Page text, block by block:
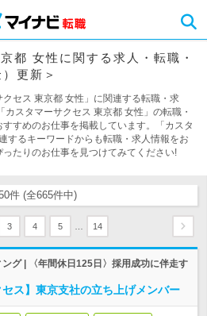
都 女性に関する求人・転職・
更新＞
セス 東京都 女性」に関連する転職・求
スタマーサクセス 東京都 女性」の転職・
すめのお仕事を掲載しています。「カスタ
するキーワードからも転職・求人情報をお
たりのお仕事を見つけてみてください!
件 (全665件中)
3 4 5 14
グ | 〈年間休日125日〉採用成功に伴走す
セス】東京支社の立ち上げメンバー